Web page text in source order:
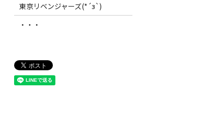
東京リベンジャーズ(*´з`)
・・・